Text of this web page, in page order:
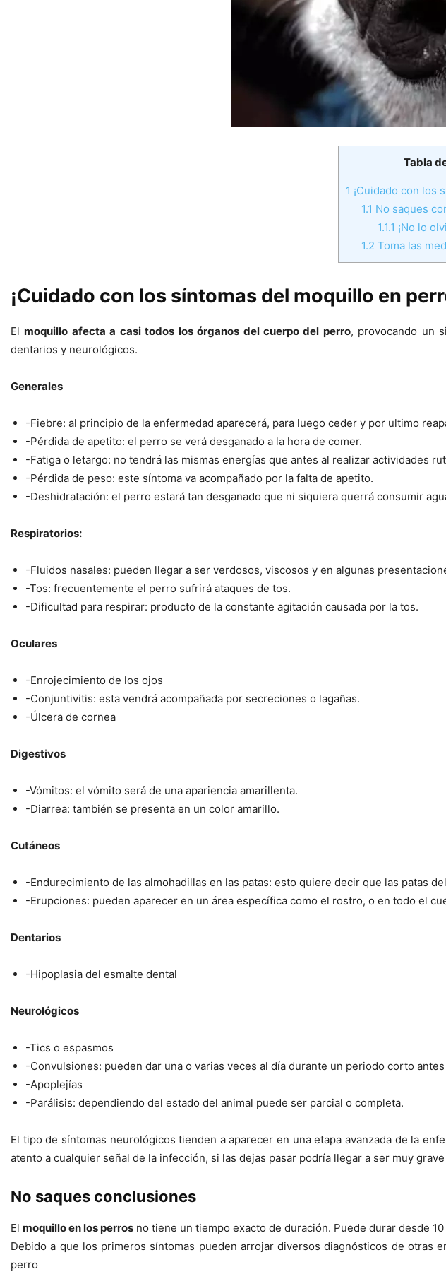
Tabla
1 ¡Cuidado con los
1.1 No saques
1.1.1 ¡No lo
1.2 Toma las
¡Cuidado con los síntomas del moquillo en
Elmoquillo afecta a casi todos los órganos del cuerpo del perro, provocando un
dentarios y neurológicos.
Generales
-Fiebre: al principio de la enfermedad aparecerá, para luego ceder y por ultimo
-Pérdida de apetito: el perro se verá desganado a la hora de comer.
-Fatiga o letargo: no tendrá las mismas energías que antes al realizar actividades
-Pérdida de peso: este síntoma va acompañado por la falta de apetito.
-Deshidratación: el perro estará tan desganado que ni siquiera querrá consumir
Respiratorios:
-Fluidos nasales: pueden llegar a ser verdosos, viscosos y en algunas
-Tos: frecuentemente el perro sufrirá ataques de tos.
-Dificultad para respirar: producto de la constante agitación causada por la tos.
Oculares
-Enrojecimiento de los ojos
-Conjuntivitis: esta vendrá acompañada por secreciones o lagañas.
-Úlcera de cornea
Digestivos
-Vómitos: el vómito será de una apariencia amarillenta.
-Diarrea: también se presenta en un color amarillo.
Cutáneos
-Endurecimiento de las almohadillas en las patas: esto quiere decir que las patas
-Erupciones: pueden aparecer en un área específica como el rostro, o en todo el
Dentarios
-Hipoplasia del esmalte dental
Neurológicos
-Tics o espasmos
-Convulsiones: pueden dar una o varias veces al día durante un periodo corto
-Apoplejías
-Parálisis: dependiendo del estado del animal puede ser parcial o completa.
El tipo de síntomas neurológicos tienden a aparecer en una etapa avanzada de la
atento a cualquier señal de la infección, si las dejas pasar podría llegar a ser muy
No saques conclusiones
El moquillo en los perros no tiene un tiempo exacto de duración. Puede durar desde
Debido a que los primeros síntomas pueden arrojar diversos diagnósticos de otras
perro